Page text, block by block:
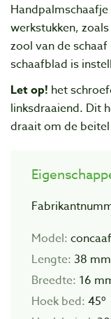
werkstukken,
zool van de
schaafblad is
Let op! het
linksdraaiend. Dit
draait om de
Model:
Lengte: 38 mm
Breedte: 16
Hoek bed: 45º